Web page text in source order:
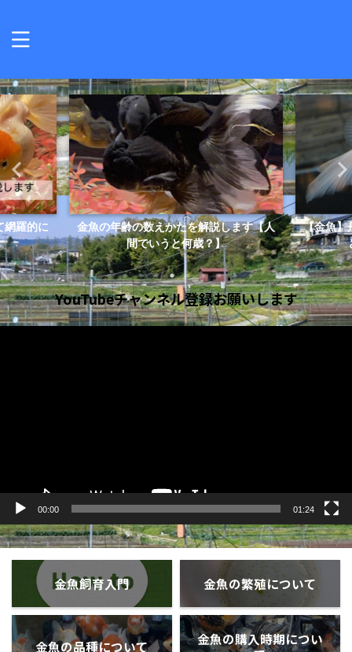
ます【人
【金魚】丹頂の頭の赤が色落ちする原因
と防止方法【効果あ...
金魚の視
YouTubeチャンネル登録お願いします
00:00 01:24
金魚飼育入門 金魚の繁殖について
金魚の品種について
金魚の購入時期につい